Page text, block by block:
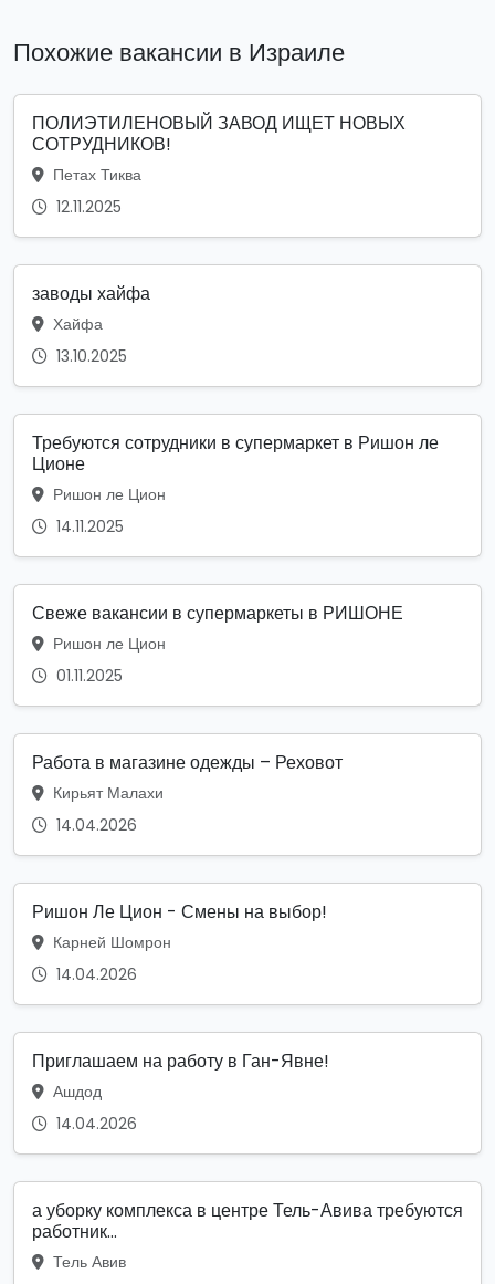
Похожие вакансии в Израиле
ПОЛИЭТИЛЕНОВЫЙ ЗАВОД ИЩЕТ НОВЫХ
СОТРУДНИКОВ!
Петах Тиква
12.11.2025
заводы хайфа
Хайфа
13.10.2025
Требуются сотрудники в супермаркет в Ришон ле
Ционе
Ришон ле Цион
14.11.2025
Свеже вакансии в супермаркеты в РИШОНЕ
Ришон ле Цион
01.11.2025
Работа в магазине одежды – Реховот
Кирьят Малахи
14.04.2026
Ришон Ле Цион - Смены на выбор!
Карней Шомрон
14.04.2026
Приглашаем на работу в Ган-Явне!
Ашдод
14.04.2026
а уборку комплекса в центре Тель-Авива требуются
работник...
Тель Авив